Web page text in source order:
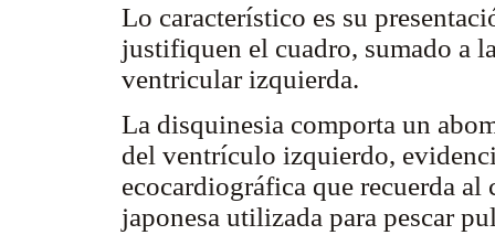
Lo característico es su
justifiquen el cuadro, sumado a
ventricular izquierda.
La disquinesia comporta un
del ventrículo izquierdo,
ecocardiográfica que recuerda
japonesa utilizada para pescar